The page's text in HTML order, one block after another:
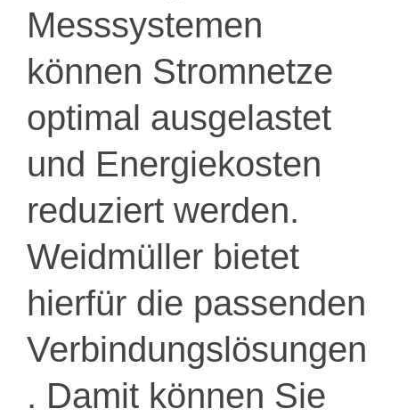
Messsystemen
können Stromnetze
optimal ausgelastet
und Energiekosten
reduziert werden.
Weidmüller bietet
hierfür die passenden
Verbindungslösungen
. Damit können Sie